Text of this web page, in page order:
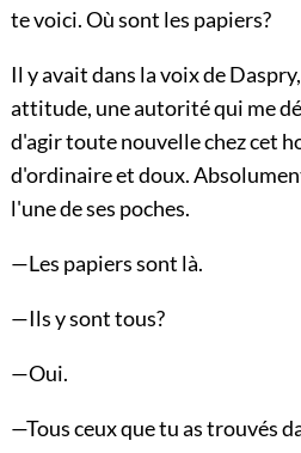
te voici. Où sont les papiers?
Il y avait dans la voix de
attitude, une autorité qui me
d'agir toute nouvelle chez cet
d'ordinaire et doux.
l'une de ses poches.
—Les papiers sont là.
—Ils y sont tous?
—Oui.
—Tous ceux que tu as trouvés